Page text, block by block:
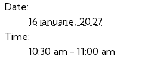
Date:
16 ianuarie, 2027
Time:
10:30 am - 11:00 am